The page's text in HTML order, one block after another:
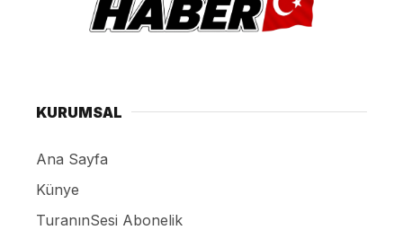
KURUMSAL
Ana Sayfa
Künye
TuranınSesi Abonelik